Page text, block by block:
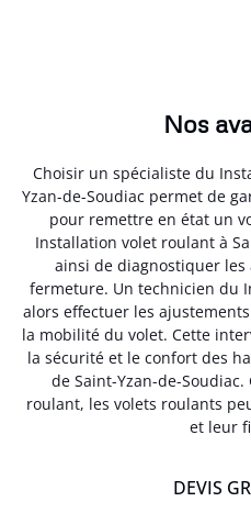
Nos
Choisir un spécialiste du
Yzan-de-Soudiac permet de
pour remettre en état un
Installation volet roulant à
ainsi de diagnostiquer les
fermeture. Un technicien du
alors effectuer les
la mobilité du volet. Cette
la sécurité et le confort des
de Saint-Yzan-de-
roulant, les volets roulants
et leur
DEVIS